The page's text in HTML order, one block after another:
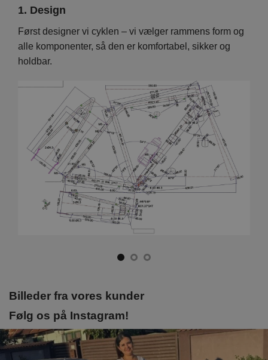
1. Design
Først designer vi cyklen – vi vælger rammens form og
alle komponenter, så den er komfortabel, sikker og
holdbar.
Billeder fra vores kunder
Følg os på Instagram!